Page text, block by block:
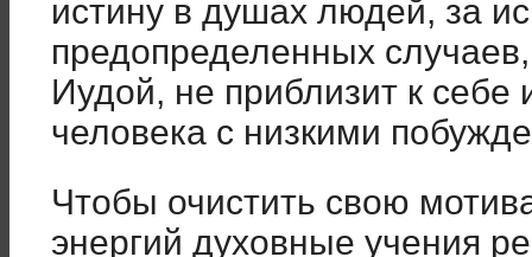
истину в душах людей, за
предопределенных
Иудой, не приблизит к себе
человека с низкими
Чтобы очистить свою
энергий духовные учения